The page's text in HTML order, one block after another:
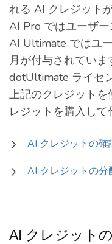
す)れる AI クレジット
AI Pro ではユーザー
AI Ultimate ではユ
月が付与されてい
dotUltimate ライセ
上記のクレジットを
レジットを購入して
AI クレジットの確
AI クレジットの分
AI クレジット